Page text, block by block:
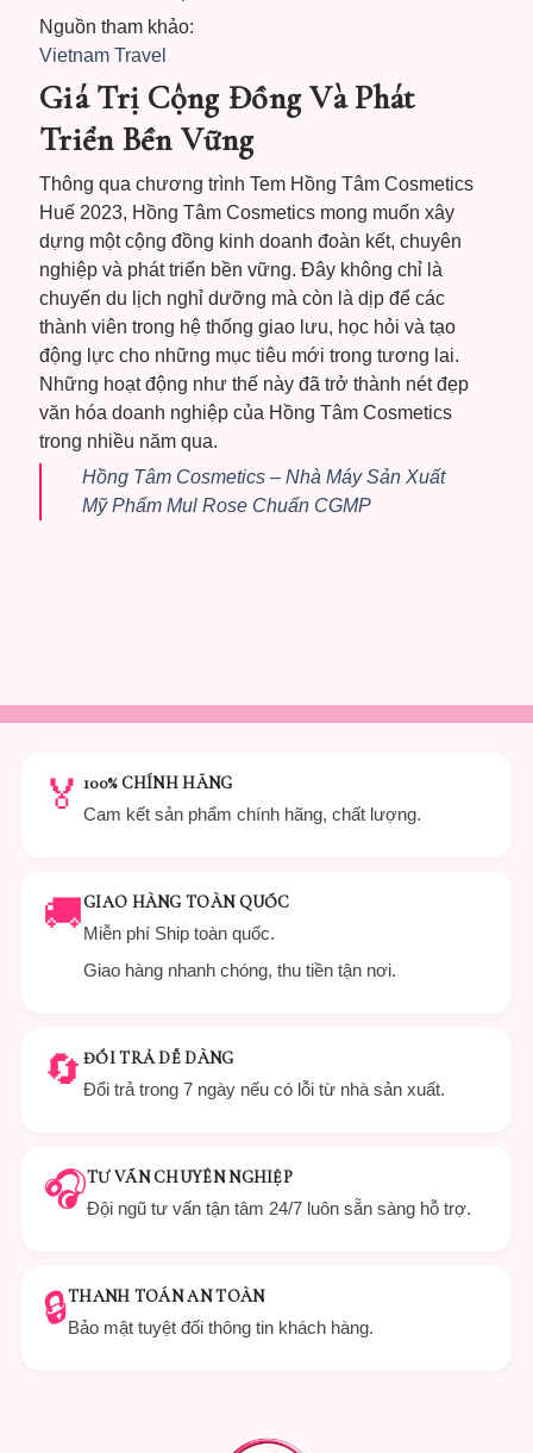
Nguồn tham khảo:
Vietnam Travel
Giá Trị Cộng Đồng Và Phát
Triển Bền Vững
Thông qua chương trình Tem Hồng Tâm Cosmetics
Huế 2023, Hồng Tâm Cosmetics mong muốn xây
dựng một cộng đồng kinh doanh đoàn kết, chuyên
nghiệp và phát triển bền vững. Đây không chỉ là
chuyến du lịch nghỉ dưỡng mà còn là dịp để các
thành viên trong hệ thống giao lưu, học hỏi và tạo
động lực cho những mục tiêu mới trong tương lai.
Những hoạt động như thế này đã trở thành nét đẹp
văn hóa doanh nghiệp của Hồng Tâm Cosmetics
trong nhiều năm qua.
Hồng Tâm Cosmetics – Nhà Máy Sản Xuất
Mỹ Phẩm Mul Rose Chuẩn CGMP
🏅 100% CHÍNH HÃNG
Cam kết sản phẩm chính hãng, chất lượng.
🚚GIAO HÀNG TOÀN QUỐC
Miễn phí Ship toàn quốc.
Giao hàng nhanh chóng, thu tiền tận nơi.
🔄 ĐỔI TRẢ DỄ DÀNG
Đổi trả trong 7 ngày nếu có lỗi từ nhà sản xuất.
🎧TƯ VẤN CHUYÊN NGHIỆP
Đội ngũ tư vấn tận tâm 24/7 luôn sẵn sàng hỗ trợ.
🔒THANH TOÁN AN TOÀN
Bảo mật tuyệt đối thông tin khách hàng.